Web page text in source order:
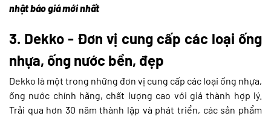
nhật báo giá mới nhất
3. Dekko - Đơn vị cung cấp các loại ống
nhựa, ống nước bền, đẹp
Dekko là một trong những đơn vị cung cấp các loại ống nhựa,
ống nước chính hãng, chất lượng cao với giá thành hợp lý.
Trải qua hơn 30 năm thành lập và phát triển, các sản phẩm